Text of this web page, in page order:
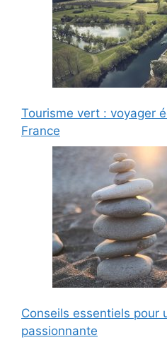
Tourisme vert : voyager
France
Conseils essentiels pour
passionnante